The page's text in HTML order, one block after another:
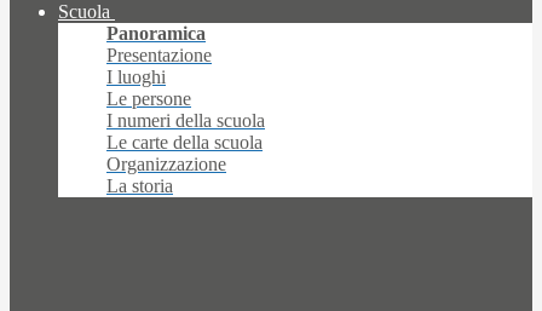
Scuola
Panoramica
Presentazione
I luoghi
Le persone
I numeri della scuola
Le carte della scuola
Organizzazione
La storia